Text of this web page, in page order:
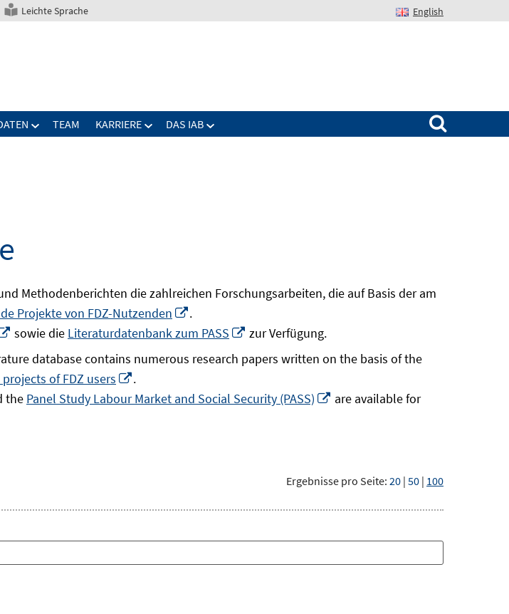
Leichte Sprache English
TEAM KARRIERE DAS IAB
Suchen nach:
Methodenberichten die zahlreichen Forschungsarbeiten, die auf Basis der am
Projekte von FDZ-Nutzenden
In
neuem
.
In
neuem
Fenster
öffnen
sowie die Literaturdatenbank zum PASS
In
öffnen
zur Verfügung.
database contains numerous research papers written on the basis of the
of FDZ users
In
neuem
.
the Panel Study Labour Market and Social Security (PASS)
In
are available for
Ergebnisse pro Seite: 20 | 50 | 100